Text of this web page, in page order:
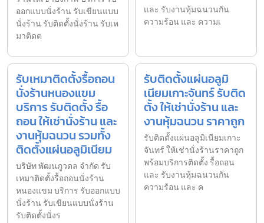
ออกแบบนั่งร้าน รับเขียนแบบ
นั่งร้าน รับติดตั้งนั่งร้าน รับเห
มาติดต
และ รับงานหุ้มฉนวนกัน
ความร้อน และ ความเ
รับเหมาติดตั้งรื้อถอน
นั่งร้านหนองแขม
บริการ รับติดตั้ง รื้อ
ถอน ให้เช่านั่งร้าน และ
งานหุ้มฉนวน รวมทั้ง
ติดตั้งแผ่นอลูมิเนียม
บริษัท พัฒนภูวดล จำกัด รับ
เหมาติดตั้งรื้อถอนนั่งร้าน
หนองแขม บริการ รับออกแบบ
นั่งร้าน รับเขียนแบบนั่งร้าน
รับติดตั้งนั่งร
รับติดตั้งแผ่นอลูมิ
เนียมเกาะจันทร์ รับติด
ตั้ง ให้เช่านั่งร้าน และ
งานหุ้มฉนวน ราคาถูก
รับติดตั้งแผ่นอลูมิเนียมเกาะ
จันทร์ ให้เช่านั่งร้านราคาถูก
พร้อมบริการติดตั้ง รื้อถอน
และ รับงานหุ้มฉนวนกัน
ความร้อน และ ค